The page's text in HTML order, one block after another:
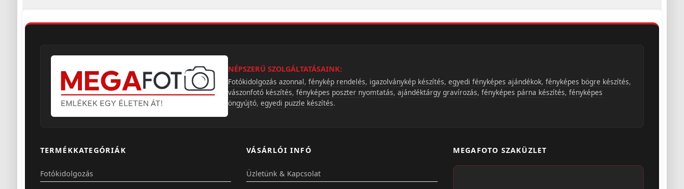
NÉPSZERŰ SZOLGÁLTATÁSAINK:
Fotókidolgozás azonnal, fénykép rendelés, igazolványkép készítés, egyedi fényképes ajándékok, fényképes bögre készítés,
vászonfotó készítés, fényképes poszter nyomtatás, ajándéktárgy gravírozás, fényképes párna készítés, fényképes
öngyújtó, egyedi puzzle készítés.
TERMÉKKATEGÓRIÁK
Fotókidolgozás
VÁSÁRLÓI INFÓ
Üzletünk & Kapcsolat
MEGAFOTO SZAKÜZLET